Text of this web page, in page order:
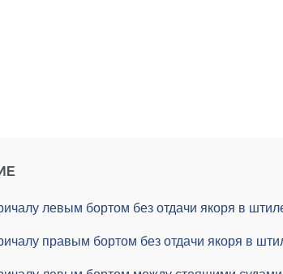
левым бортом без отдачи якоря в
правым бортом без отдачи якоря в